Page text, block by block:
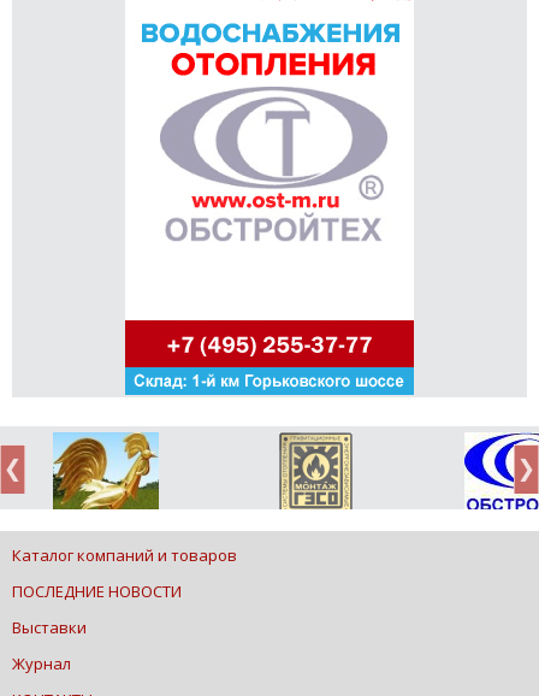
Каталог компаний и товаров
ПОСЛЕДНИЕ НОВОСТИ
Выставки
Журнал